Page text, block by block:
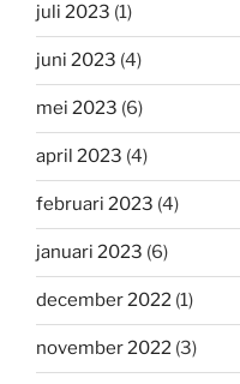
juli 2023 (1)
juni 2023 (4)
mei 2023 (6)
april 2023 (4)
februari 2023 (4)
januari 2023 (6)
december 2022 (1)
november 2022 (3)